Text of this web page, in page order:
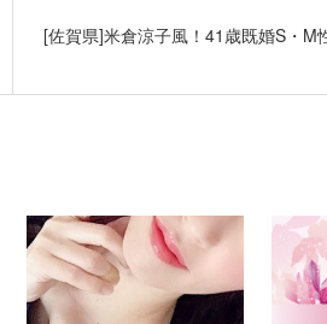
[佐賀県]米倉涼子風！41歳既婚S・